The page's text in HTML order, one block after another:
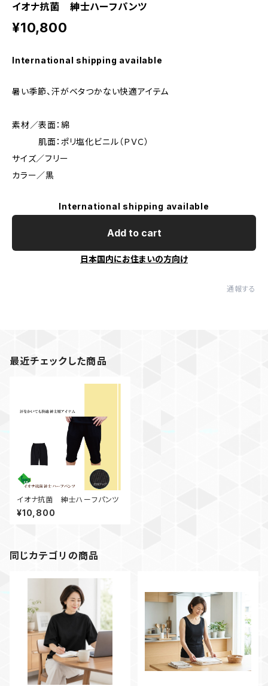
イオナ抗菌 紳士ハーフパンツ
¥10,800
International shipping available
暑い季節、汗がベタつかない快適アイテム
素材／表面：綿
肌面：ポリ塩化ビニル（ＰＶＣ）
サイズ／フリー
カラー／黒
International shipping available
Add to cart
日本国内にお住まいの方向け
通報する
最近チェックした商品
イオナ抗菌 紳士ハーフパンツ
¥10,800
同じカテゴリの商品